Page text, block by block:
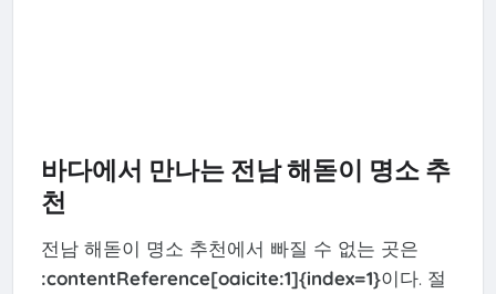
바다에서 만나는 전남 해돋이 명소 추
천
전남 해돋이 명소 추천에서 빠질 수 없는 곳은
:contentReference[oaicite:1]{index=1}이다. 절